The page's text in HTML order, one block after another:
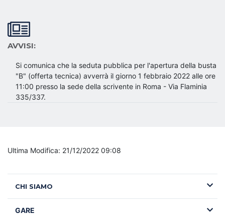
AVVISI:
Si comunica che la seduta pubblica per l'apertura della busta
"B" (offerta tecnica) avverrà il giorno 1 febbraio 2022 alle ore
11:00 presso la sede della scrivente in Roma - Via Flaminia
335/337.
Ultima Modifica: 21/12/2022 09:08
CHI SIAMO
GARE